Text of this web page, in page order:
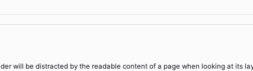
will be distracted by the readable content of a page when looking at its